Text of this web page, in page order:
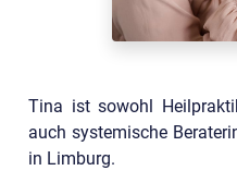
Tina ist sowohl
auch systemische
in Limburg.